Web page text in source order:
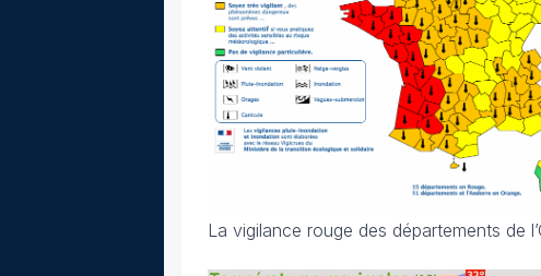
La vigilance rouge des départements de